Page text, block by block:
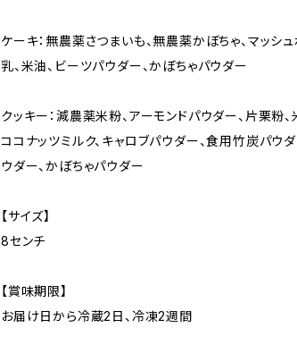
ケーキ：無農薬さつまいも、無農薬かぼちゃ、マッシ
乳、米油、ビーツパウダー、かぼちゃパウダー
クッキー：減農薬米粉、アーモンドパウダー、片栗粉、
ココナッツミルク、キャロブパウダー、食用竹炭パウ
ウダー、かぼちゃパウダー
【サイズ】
8センチ
【賞味期限】
お届け日から冷蔵2日、冷凍2週間